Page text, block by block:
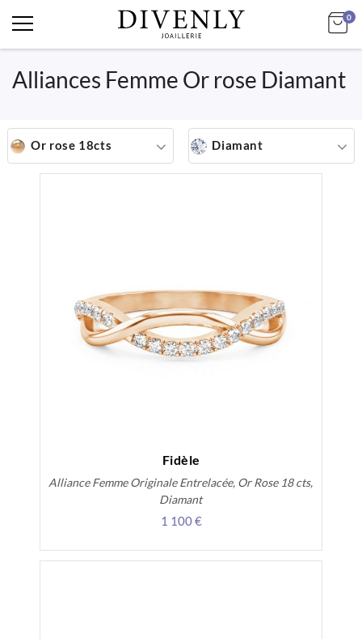
0
Alliances Femme Or rose Diamant
Or rose 18cts Diamant
Fidèle
Alliance Femme Originale Entrelacée, Or Rose 18 cts,
Diamant
1 100 €